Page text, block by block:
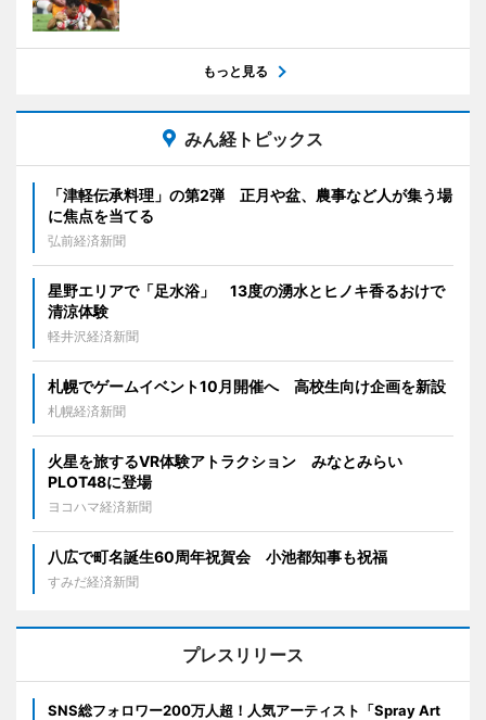
もっと見る
みん経トピックス
「津軽伝承料理」の第2弾 正月や盆、農事など人が集う場
に焦点を当てる
弘前経済新聞
星野エリアで「足水浴」 13度の湧水とヒノキ香るおけで
清涼体験
軽井沢経済新聞
札幌でゲームイベント10月開催へ 高校生向け企画を新設
札幌経済新聞
火星を旅するVR体験アトラクション みなとみらい
PLOT48に登場
ヨコハマ経済新聞
八広で町名誕生60周年祝賀会 小池都知事も祝福
すみだ経済新聞
プレスリリース
SNS総フォロワー200万人超！人気アーティスト「Spray Art